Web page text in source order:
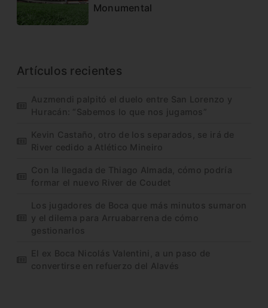
Monumental
Artículos recientes
Auzmendi palpitó el duelo entre San Lorenzo y
Huracán: “Sabemos lo que nos jugamos”
Kevin Castaño, otro de los separados, se irá de
River cedido a Atlético Mineiro
Con la llegada de Thiago Almada, cómo podría
formar el nuevo River de Coudet
Los jugadores de Boca que más minutos sumaron
y el dilema para Arruabarrena de cómo
gestionarlos
El ex Boca Nicolás Valentini, a un paso de
convertirse en refuerzo del Alavés